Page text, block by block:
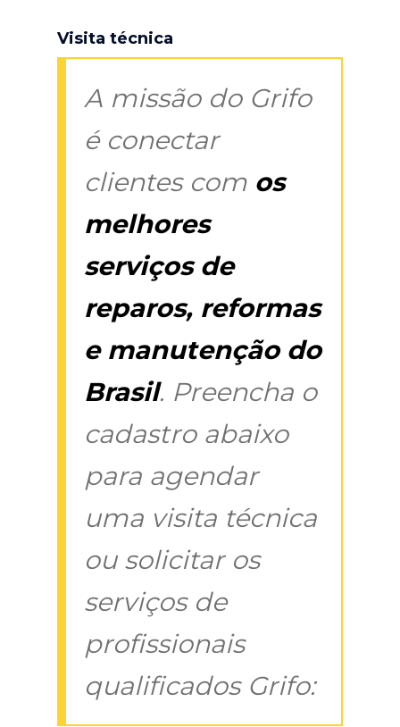
Visita técnica
A missão do Grifo
é conectar
clientes com os
melhores
serviços de
reparos, reformas
e manutenção do
Brasil. Preencha o
cadastro abaixo
para agendar
uma visita técnica
ou solicitar os
serviços de
profissionais
qualificados Grifo: